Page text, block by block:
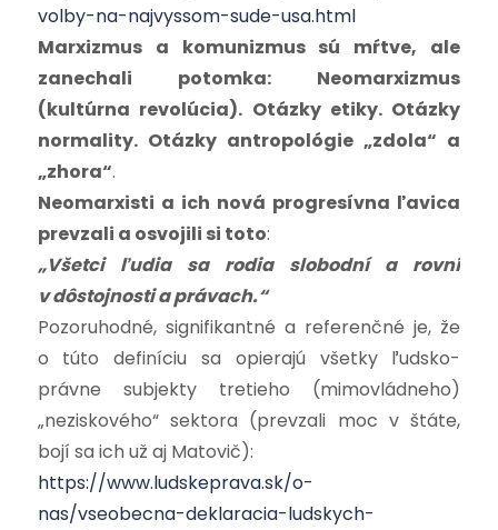
volby-na-najvyssom-sude-usa.html
Marxizmus a komunizmus sú mŕtve, ale
zanechali potomka: Neomarxizmus
(kultúrna revolúcia). Otázky etiky. Otázky
normality. Otázky antropológie „zdola“ a
„zhora“.
Neomarxisti a ich nová progresívna ľavica
prevzali a osvojili si toto:
„Všetci ľudia sa rodia slobodní a rovní
v dôstojnosti a právach.“
Pozoruhodné, signifikantné a referenčné je, že
o túto definíciu sa opierajú všetky ľudsko-
právne subjekty tretieho (mimovládneho)
„neziskového“ sektora (prevzali moc v štáte,
bojí sa ich už aj Matovič):
https://www.ludskeprava.sk/o-
nas/vseobecna-deklaracia-ludskych-